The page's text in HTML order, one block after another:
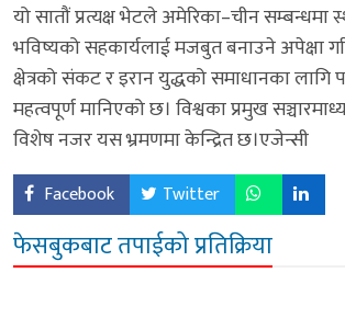
यो सातौं प्रत्यक्ष भेटले अमेरिका–चीन सम्बन्धमा
भविष्यको सहकार्यलाई मजबुत बनाउने अपेक्षा
क्षेत्रको संकट र इरान युद्धको समाधानका लागि
महत्वपूर्ण मानिएको छ। विश्वका प्रमुख
विशेष नजर यस भ्रमणमा केन्द्रित छ।एजेन्सी
Facebook Twitter
फेसबुकबाट तपाईको प्रतिक्रिया